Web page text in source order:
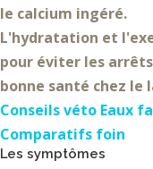
le calcium ingéré.
L'hydratation et
pour éviter les
bonne santé chez le
Conseils véto Eaux
Comparatifs foin
Les symptômes